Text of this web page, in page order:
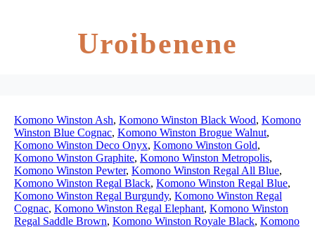
Uroibenene
Komono Winston Ash, Komono Winston Black Wood, Komono
Winston Blue Cognac, Komono Winston Brogue Walnut,
Komono Winston Deco Onyx, Komono Winston Gold,
Komono Winston Graphite, Komono Winston Metropolis,
Komono Winston Pewter, Komono Winston Regal All Blue,
Komono Winston Regal Black, Komono Winston Regal Blue,
Komono Winston Regal Burgundy, Komono Winston Regal
Cognac, Komono Winston Regal Elephant, Komono Winston
Regal Saddle Brown, Komono Winston Royale Black, Komono